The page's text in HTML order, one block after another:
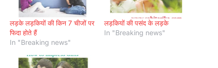
लड़के लड़कियों की किन 7 चीजों पर
फिदा होते हैं
In "Breaking news"
लड़कियों की पसंद के लड़के
In "Breaking news"